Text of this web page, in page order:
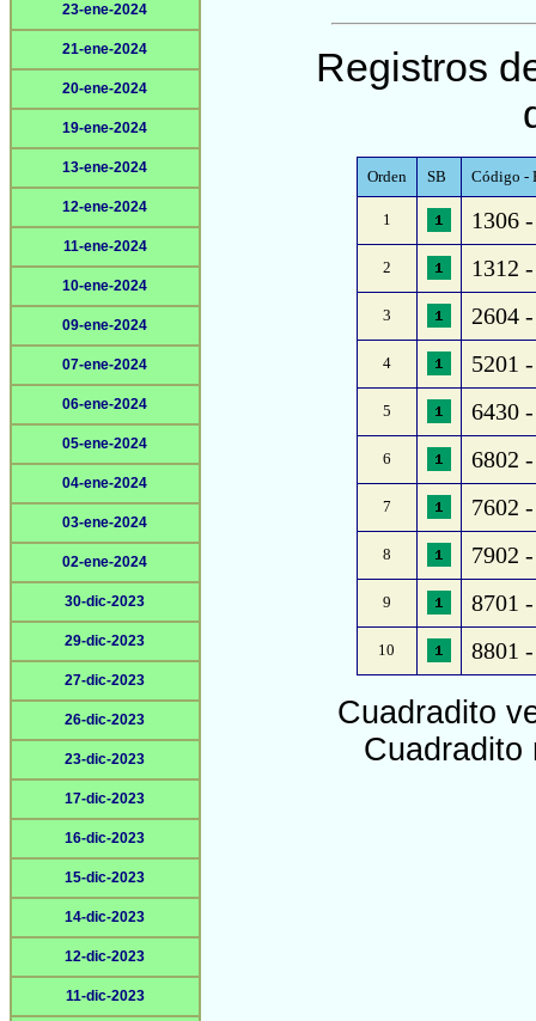
23-ene-2024
21-ene-2024
20-ene-2024
19-ene-2024
13-ene-2024
12-ene-2024
11-ene-2024
10-ene-2024
09-ene-2024
07-ene-2024
06-ene-2024
05-ene-2024
04-ene-2024
03-ene-2024
02-ene-2024
30-dic-2023
29-dic-2023
27-dic-2023
26-dic-2023
23-dic-2023
17-dic-2023
16-dic-2023
15-dic-2023
14-dic-2023
12-dic-2023
11-dic-2023
Registros
Orden SB Código -
1 1306
2 1312
3 2604
4 5201
5 6430
6 6802
7 7602
8 7902
9 8701
10 8801
Cuadradito
Cuadradito